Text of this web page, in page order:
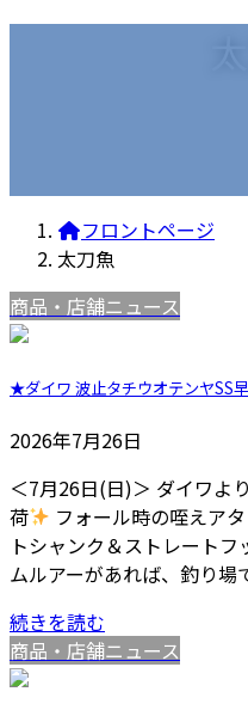
フロントページ
太刀魚
商品・店舗ニュース
★ダイワ 波止タチウオテンヤSS
2026年7月26日
＜7月26日(日)＞ ダイワよ
荷
フォール時の咥えア
トシャンク＆ストレート
ムルアーがあれば、釣り
続きを読む
商品・店舗ニュース